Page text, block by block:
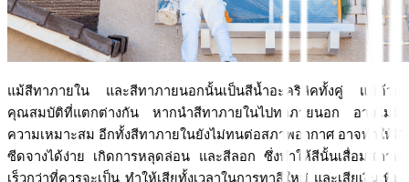
แม้สีทาภายใน และสีทาภายนอกนั้นเป็นสีน้ำอะคริลิคทั้งคู่ แต่ด้วย
คุณสมบัติที่แตกต่างกัน หากนำสีทาภายในไปทาภายนอก อาจไม่มี
ความเหมาะสม อีกทั้งสีทาภายในยังไม่ทนต่อสภาพอากาศ อาจทำให้สี
ซีดจางได้ง่าย เกิดการหลุดล่อน และสีลอก ซึ่งทำให้สีนั้นเสื่อมสภาพ
เร็วกว่าที่ควรจะเป็น ทำให้เสียทั้งเวลาในการทาสีใหม่ และเสียเงินเพิ่ม